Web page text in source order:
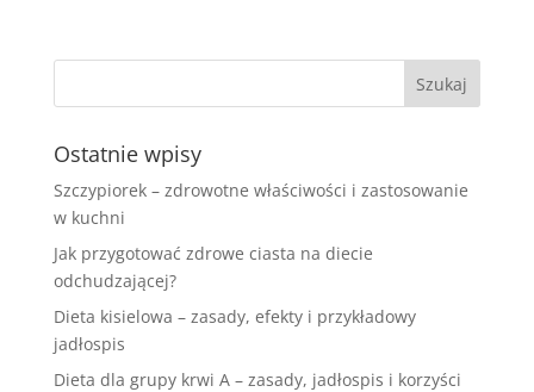
Ostatnie wpisy
Szczypiorek – zdrowotne właściwości i zastosowanie
w kuchni
Jak przygotować zdrowe ciasta na diecie
odchudzającej?
Dieta kisielowa – zasady, efekty i przykładowy
jadłospis
Dieta dla grupy krwi A – zasady, jadłospis i korzyści